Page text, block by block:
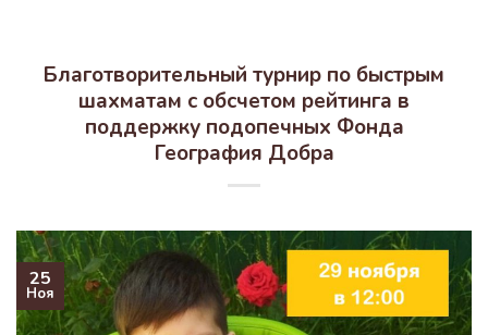
Благотворительный турнир по быстрым
шахматам с обсчетом рейтинга в
поддержку подопечных Фонда
География Добра
25
Ноя